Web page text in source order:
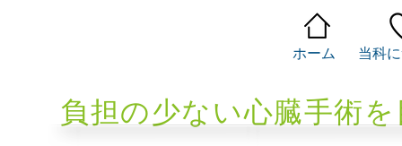
ホーム 当科
負担の少ない心臓手術